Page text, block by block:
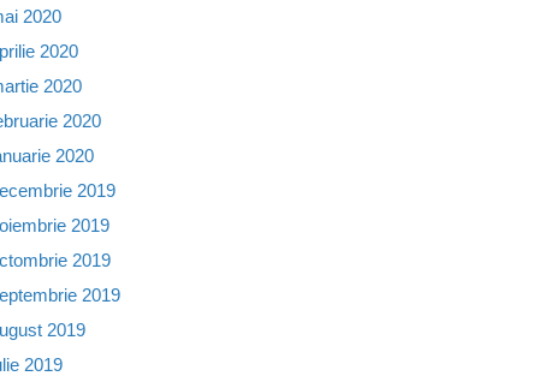
2020
2020
2020
2020
2020
2019
2019
2019
2019
2019
2019